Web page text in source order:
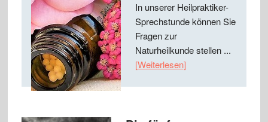
In unserer Heilpraktiker-
Sprechstunde können Sie
Fragen zur
Naturheilkunde stellen ...
[Weiterlesen]